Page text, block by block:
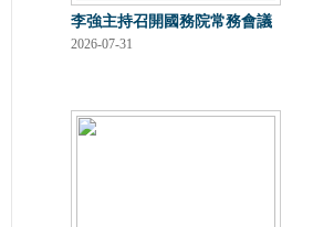
李強主持召開國務院常務會議
2026-07-31